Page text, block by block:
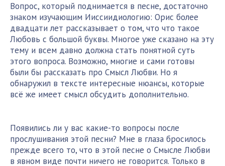
Вопрос, который поднимается в песне, достаточно
знаком изучающим Ииссиидиологию: Орис более
двадцати лет рассказывает о том, что что такое
Любовь с большой буквы. Многое уже сказано на эту
тему и всем давно должна стать понятной суть
этого вопроса. Возможно, многие и сами готовы
были бы рассказать про Смысл Любви. Но я
обнаружил в тексте интересные нюансы, которые
всё же имеет смысл обсудить дополнительно.
Появились ли у вас какие-то вопросы после
прослушивания этой песни? Мне в глаза бросилось
прежде всего то, что в этой песне о Смысле Любви
в явном виде почти ничего не говорится. Только в